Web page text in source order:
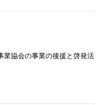
業協会の事業の後援と啓発活